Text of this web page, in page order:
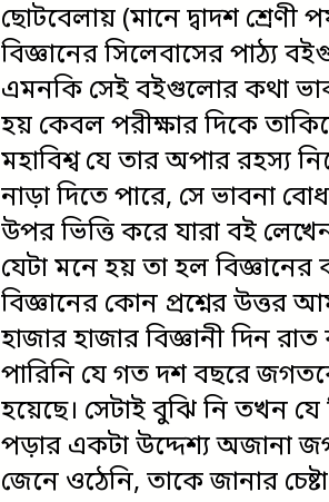
ছোটবেলায় (মানে দ্বাদশ শ্রেণী
বিজ্ঞানের সিলেবাসের পাঠ্য
এমনকি সেই বইগুলোর কথা
হয় কেবল পরীক্ষার দিকে
মহাবিশ্ব যে তার অপার রহস্য
নাড়া দিতে পারে, সে ভাবনা
উপর ভিত্তি করে যারা বই
যেটা মনে হয় তা হল
বিজ্ঞানের কোন প্রশ্নের উত্তর
হাজার হাজার বিজ্ঞানী দিন
পারিনি যে গত দশ বছরে
হয়েছে। সেটাই বুঝি নি তখন
পড়ার একটা উদ্দেশ্য অজানা
জেনে ওঠেনি, তাকে জানার